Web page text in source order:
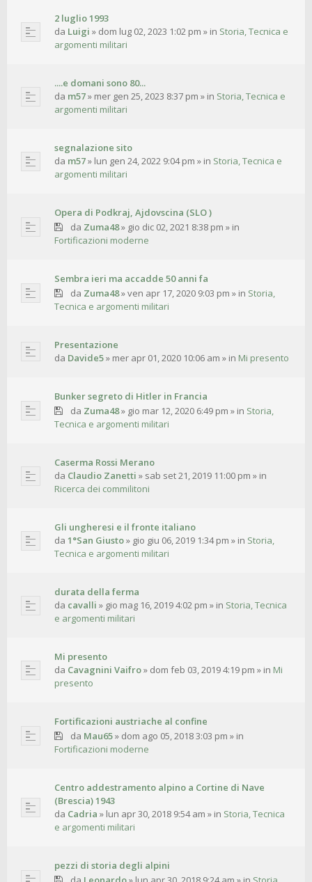
2 luglio 1993
da Luigi » dom lug 02, 2023 1:02 pm » in Storia, Tecnica e
argomenti militari
....e domani sono 80...
da m57» mer gen 25, 2023 8:37 pm » in Storia, Tecnica e
argomenti militari
segnalazione sito
da m57» lun gen 24, 2022 9:04 pm » in Storia, Tecnica e
argomenti militari
Opera di Podkraj, Ajdovscina (SLO )
da Zuma48» gio dic 02, 2021 8:38 pm » in
Fortificazioni moderne
Sembra ieri ma accadde 50 anni fa
da Zuma48»ven apr 17, 2020 9:03 pm » in Storia,
Tecnica e argomenti militari
Presentazione
da Davide5» mer apr 01, 2020 10:06 am » in Mi presento
Bunker segreto di Hitler in Francia
da Zuma48» gio mar 12, 2020 6:49 pm » in Storia,
Tecnica e argomenti militari
Caserma Rossi Merano
da Claudio Zanetti » sab set 21, 2019 11:00 pm » in
Ricerca dei commilitoni
Gli ungheresi e il fronte italiano
da 1°San Giusto» gio giu 06, 2019 1:34 pm » in Storia,
Tecnica e argomenti militari
durata della ferma
da cavalli » gio mag 16, 2019 4:02 pm » in Storia, Tecnica
e argomenti militari
Mi presento
da Cavagnini Vaifro» dom feb 03, 2019 4:19 pm » in Mi
presento
Fortificazioni austriache al confine
da Mau65» dom ago 05, 2018 3:03 pm » in
Fortificazioni moderne
Centro addestramento alpino a Cortine di Nave
(Brescia) 1943
da Cadria » lun apr 30, 2018 9:54 am » in Storia, Tecnica
e argomenti militari
pezzi di storia degli alpini